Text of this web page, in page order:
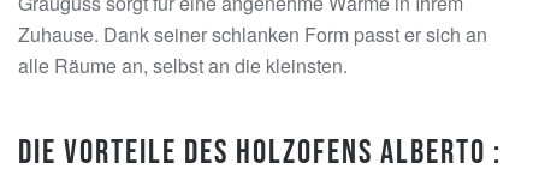
Zuhause. Dank seiner schlanken Form passt er sich an
alle Räume an, selbst an die kleinsten.
Die Vorteile des Holzofens Alberto :